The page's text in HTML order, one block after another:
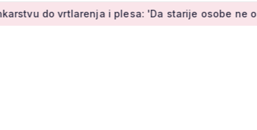
i plesa: 'Da starije osobe ne ostavimo same'